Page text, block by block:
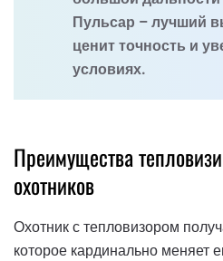
Пульсар – лучший
ценит точность и
условиях.
Преимущества
охотников
Охотник с тепловизором
которое кардинально меняет